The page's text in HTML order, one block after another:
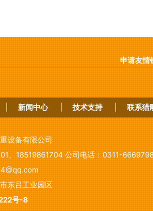
申请友情
新闻中心 技术支持 联系猎
设备有限公司
、18519861704 公司电话： 0311-
东吕工业园区
号-8